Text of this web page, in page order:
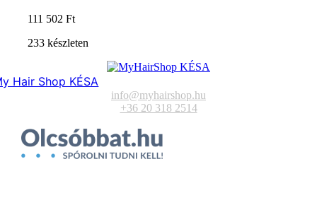
111 502Ft
233 készleten
Hair Shop KÉSA
info@myhairshop.hu
+36 20 318 2514